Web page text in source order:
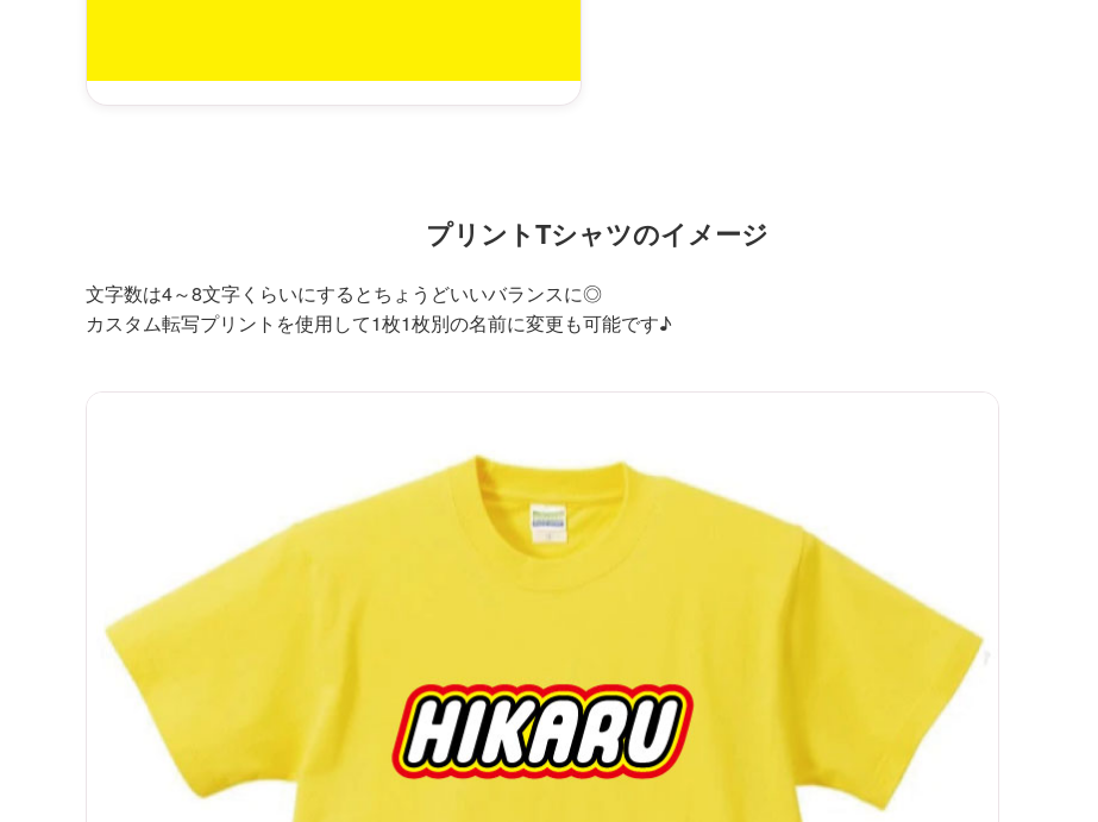
プリントTシャツのイメージ
文字数は4～8文字くらいにするとちょうどいいバランスに◎
カスタム転写プリントを使用して1枚1枚別の名前に変更も可能です♪